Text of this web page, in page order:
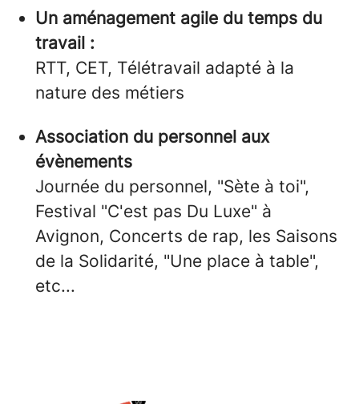
Un aménagement agile du temps du
travail :
RTT, CET, Télétravail adapté à la
nature des métiers
Association du personnel aux
évènements
Journée du personnel, "Sète à toi",
Festival "C'est pas Du Luxe" à
Avignon, Concerts de rap, les Saisons
de la Solidarité, "Une place à table",
etc...